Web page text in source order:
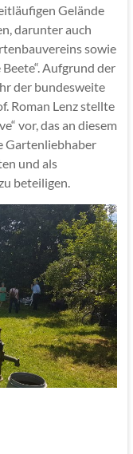
Gelände
darunter auch
sowie
Aufgrund der
der bundesweite
Roman Lenz stellte
vor, das an diesem
Gartenliebhaber
und als
beteiligen.